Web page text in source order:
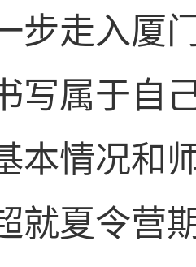
步走入厦
写属于自
本情况和
就夏令营